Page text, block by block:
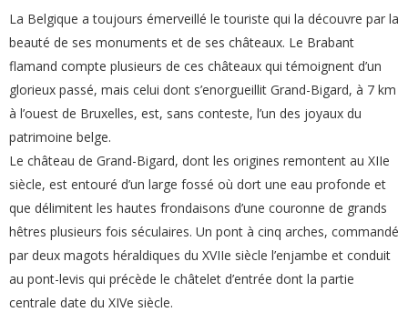
La Belgique a toujours émerveillé le touriste qui la découvre par la
beauté de ses monuments et de ses châteaux. Le Brabant
flamand compte plusieurs de ces châteaux qui témoignent d’un
glorieux passé, mais celui dont s’enorgueillit Grand-Bigard, à 7 km
à l’ouest de Bruxelles, est, sans conteste, l’un des joyaux du
patrimoine belge.
Le château de Grand-Bigard, dont les origines remontent au XIIe
siècle, est entouré d’un large fossé où dort une eau profonde et
que délimitent les hautes frondaisons d’une couronne de grands
hêtres plusieurs fois séculaires. Un pont à cinq arches, commandé
par deux magots héraldiques du XVIIe siècle l’enjambe et conduit
au pont-levis qui précède le châtelet d’entrée dont la partie
centrale date du XIVe siècle.